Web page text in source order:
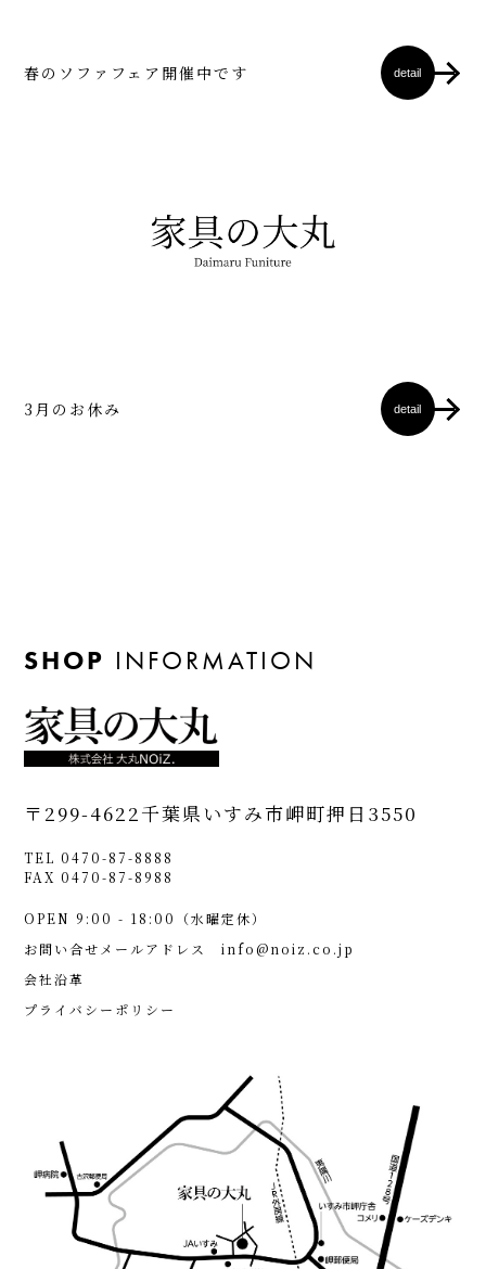
春のソファフェア開催中です detail
3月のお休み detail
SHOP INFORMATION
〒299-4622千葉県いすみ市岬町押日3550
TEL 0470-87-8888
FAX 0470-87-8988
OPEN 9:00 - 18:00（水曜定休）
お問い合せメールアドレスinfo@noiz.co.jp
会社沿革
プライバシーポリシー